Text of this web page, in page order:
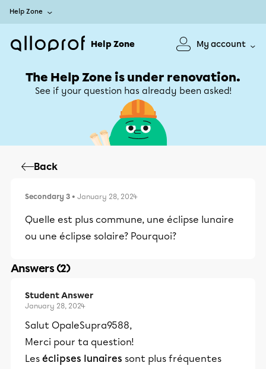
Help Zone
Help Zone My account
The Help Zone is under renovation.
See if your question has already been asked!
Back
Secondary 3 • January 28, 2024
Quelle est plus commune, une éclipse lunaire
ou une éclipse solaire? Pourquoi?
Answers (2)
Student Answer
January 28, 2024
Salut OpaleSupra9588,
Merci pour ta question!
Les éclipses lunaires sont plus fréquentes